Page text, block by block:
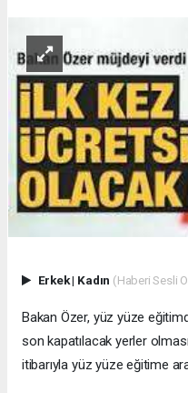
Erkek| Kadın (Haberi Sesli
Bakan Özer, yüz yüze
son kapatılacak yerler
itibarıyla yüz yüze eğitime